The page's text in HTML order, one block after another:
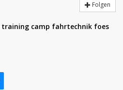
Folgen
training camp fahrtechnik foes